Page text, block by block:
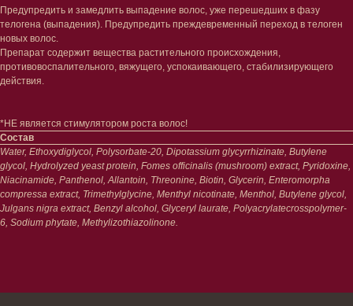
Предупредить и замедлить выпадение волос, уже перешедших в фазу
телогена (выпадения). Предупредить преждевременный переход в телоген
новых волос.
Препарат содержит вещества растительного происхождения,
противовоспалительного, вяжущего, успокаивающего, стабилизирующего
действия.
*НЕ является стимулятором роста волос!
Состав
Water, Ethoxydiglycol, Polysorbate-20, Dipotassium glycyrrhizinate, Butylene
glycol, Hydrolyzed yeast protein, Fomes officinalis (mushroom) extract, Pyridoxine,
Niacinamide, Panthenol, Allantoin, Threonine, Biotin, Glycerin, Enteromorpha
compressa extract, Trimethylglycine, Menthyl nicotinate, Menthol, Butylene glycol,
Julgans nigra extract, Benzyl alcohol, Glyceryl laurate, Polyacrylatecrosspolymer-
6, Sodium phytate, Methylizothiazolinone.
Средства для ванны
Гаджеты
Сертификаты
Наборы
Клиентам
Система лояльности
Политика
Маски и патчи
Уход за губами
Декоротивная косметика
Волосы
Проблемы
Маски/скрабы
Сыворотки/лосьоны
Спреи
Средства для укладки